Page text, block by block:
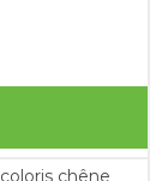
chêne